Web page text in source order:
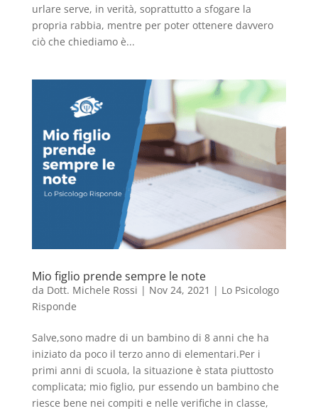
urlare serve, in verità, soprattutto a sfogare la
propria rabbia, mentre per poter ottenere davvero
ciò che chiediamo è...
Mio figlio prende sempre le note
da Dott. Michele Rossi | Nov 24, 2021 | Lo Psicologo
Risponde
Salve,sono madre di un bambino di 8 anni che ha
iniziato da poco il terzo anno di elementari.Per i
primi anni di scuola, la situazione è stata piuttosto
complicata; mio figlio, pur essendo un bambino che
riesce bene nei compiti e nelle verifiche in classe,